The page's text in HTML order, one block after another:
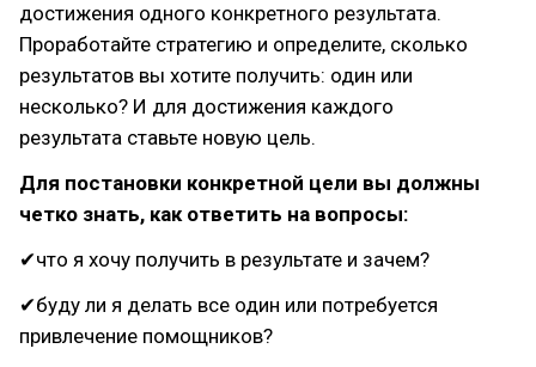
достижения одного конкретного результата.
Проработайте стратегию и определите, сколько
результатов вы хотите получить: один или
несколько? И для достижения каждого
результата ставьте новую цель.
Для постановки конкретной цели вы должны
четко знать, как ответить на вопросы:
✔что я хочу получить в результате и зачем?
✔буду ли я делать все один или потребуется
привлечение помощников?